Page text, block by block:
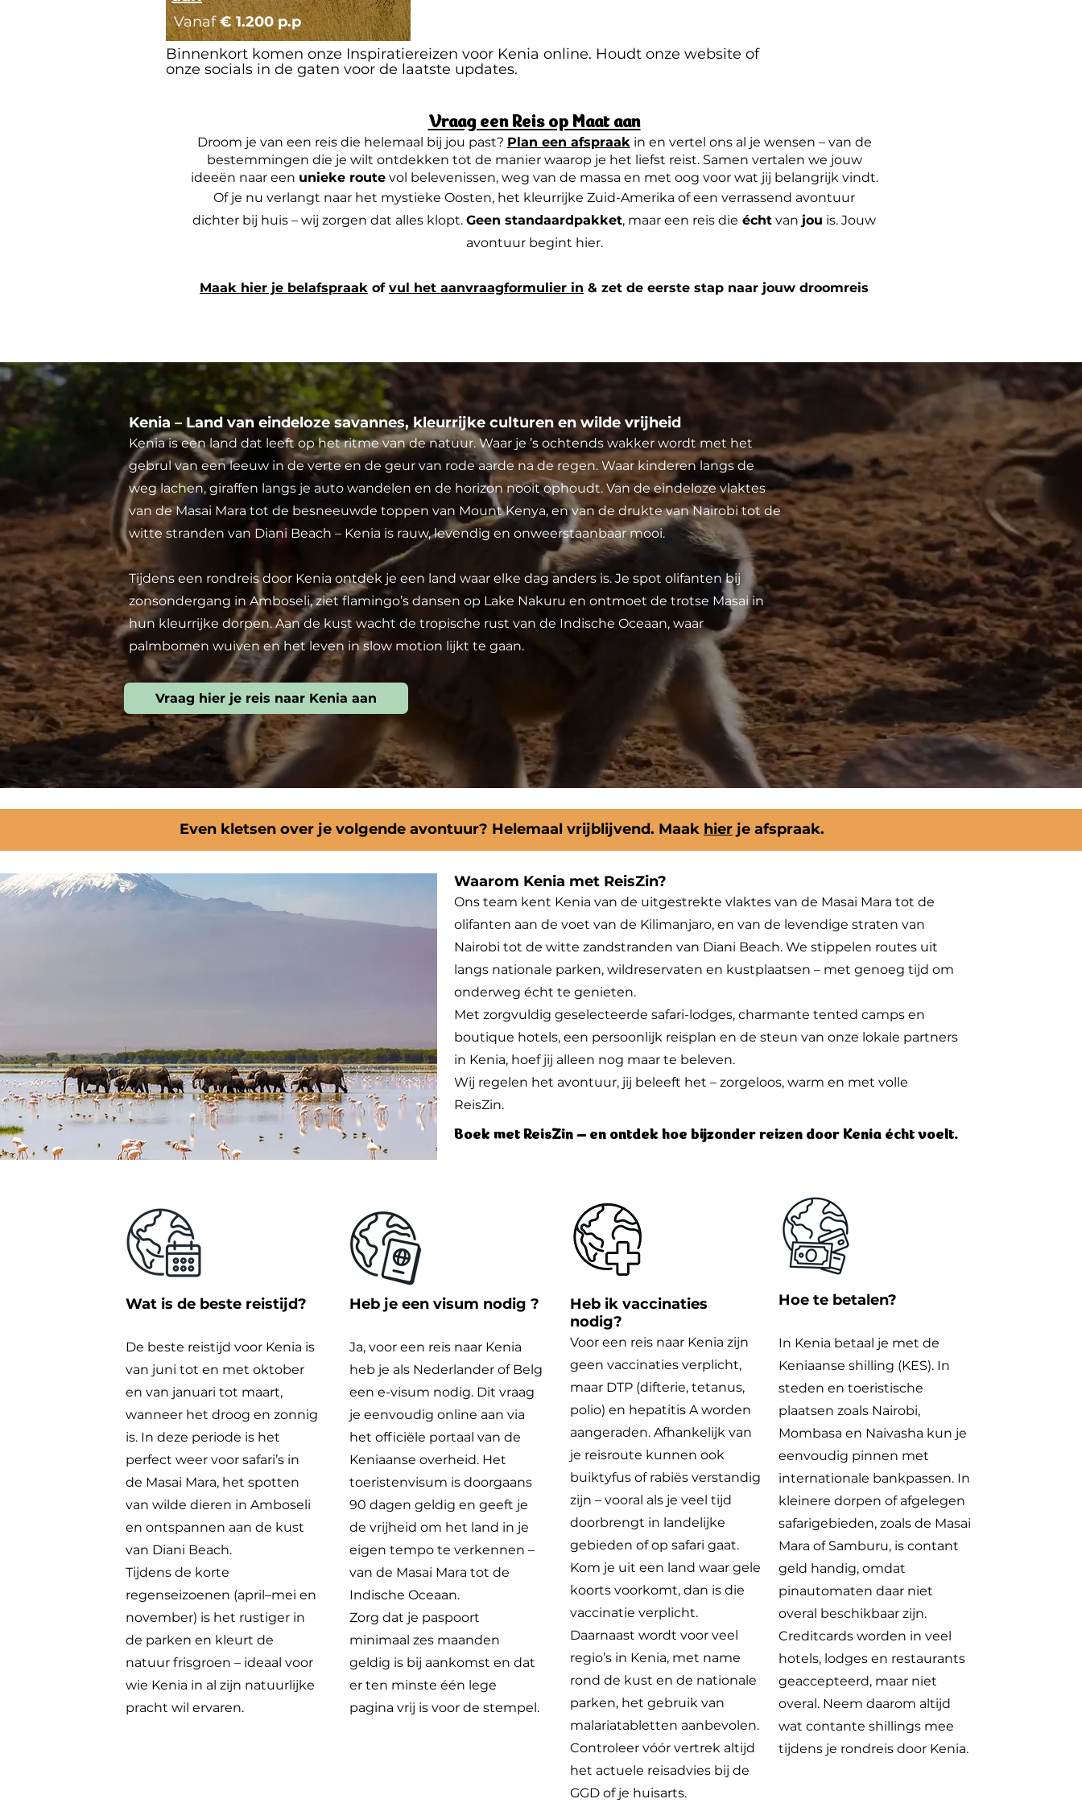
Vanaf€ 1.200 p.p
Binnenkort komen onze Inspiratiereizen voor Kenia online. Houdt onze website of
onze socials in de gaten voor de laatste updates.
Vraag een Reis op Maat aan
Droom je van een reis die helemaal bij jou past? Plan een afspraakin en vertel ons al je wensen – van de
bestemmingen die je wilt ontdekken tot de manier waarop je het liefst reist. Samen vertalen we jouw
ideeën naar een unieke routevol belevenissen, weg van de massa en met oog voor wat jij belangrijk vindt.
Of je nu verlangt naar het mystieke Oosten, het kleurrijke Zuid-Amerika of een verrassend avontuur
dichter bij huis – wij zorgen dat alles klopt. Geen standaardpakket, maar een reis die écht van jou is. Jouw
avontuur begint hier.
Maak hier je belafspraak of vul het aanvraagformulier in & zet de eerste stap naar jouw droomreis
Kenia – Land van eindeloze savannes, kleurrijke culturen en wilde vrijheid
Kenia is een land dat leeft op het ritme van de natuur. Waar je ’s ochtends wakker wordt met het
gebrul van een leeuw in de verte en de geur van rode aarde na de regen. Waar kinderen langs de
weg lachen, giraffen langs je auto wandelen en de horizon nooit ophoudt. Van de eindeloze vlaktes
van de Masai Mara tot de besneeuwde toppen van Mount Kenya, en van de drukte van Nairobi tot de
witte stranden van Diani Beach – Kenia is rauw, levendig en onweerstaanbaar mooi.
Tijdens een rondreis door Kenia ontdek je een land waar elke dag anders is. Je spot olifanten bij
zonsondergang in Amboseli, ziet flamingo’s dansen op Lake Nakuru en ontmoet de trotse Masai in
hun kleurrijke dorpen. Aan de kust wacht de tropische rust van de Indische Oceaan, waar
palmbomen wuiven en het leven in slow motion lijkt te gaan.
Vraag hier je reis naar Kenia aan
Even kletsen over je volgende avontuur? Helemaal vrijblijvend. Maak hier je afspraak.
Waarom Kenia met ReisZin?
Ons team kent Kenia van de uitgestrekte vlaktes van de Masai Mara tot de
olifanten aan de voet van de Kilimanjaro, en van de levendige straten van
Nairobi tot de witte zandstranden van Diani Beach. We stippelen routes uit
langs nationale parken, wildreservaten en kustplaatsen – met genoeg tijd om
onderweg écht te genieten.
Met zorgvuldig geselecteerde safari-lodges, charmante tented camps en
boutique hotels, een persoonlijk reisplan en de steun van onze lokale partners
in Kenia, hoef jij alleen nog maar te beleven.
Wij regelen het avontuur, jij beleeft het – zorgeloos, warm en met volle
ReisZin.
Boek met ReisZin – en ontdek hoe bijzonder reizen door Kenia écht voelt.
Wat is de beste reistijd?
De beste reistijd voor Kenia is
van juni tot en met oktober
en van januari tot maart,
wanneer het droog en zonnig
is. In deze periode is het
perfect weer voor safari’s in
de Masai Mara, het spotten
van wilde dieren in Amboseli
en ontspannen aan de kust
van Diani Beach.
Tijdens de korte
regenseizoenen (april–mei en
november) is het rustiger in
de parken en kleurt de
natuur frisgroen – ideaal voor
wie Kenia in al zijn natuurlijke
pracht wil ervaren.
Heb je een visum nodig ?
Ja, voor een reis naar Kenia
heb je als Nederlander of Belg
een e-visum nodig. Dit vraag
je eenvoudig online aan via
het officiële portaal van de
Keniaanse overheid. Het
toeristenvisum is doorgaans
90 dagen geldig en geeft je
de vrijheid om het land in je
eigen tempo te verkennen –
van de Masai Mara tot de
Indische Oceaan.
Zorg dat je paspoort
minimaal zes maanden
geldig is bij aankomst en dat
er ten minste één lege
pagina vrij is voor de stempel.
Heb ik vaccinaties
nodig?
Voor een reis naar Kenia zijn
geen vaccinaties verplicht,
maar DTP (difterie, tetanus,
polio) en hepatitis A worden
aangeraden. Afhankelijk van
je reisroute kunnen ook
buiktyfus of rabiës verstandig
zijn – vooral als je veel tijd
doorbrengt in landelijke
gebieden of op safari gaat.
Kom je uit een land waar gele
koorts voorkomt, dan is die
vaccinatie verplicht.
Daarnaast wordt voor veel
regio’s in Kenia, met name
rond de kust en de nationale
parken, het gebruik van
malariatabletten aanbevolen.
Controleer vóór vertrek altijd
het actuele reisadvies bij de
GGD of je huisarts.
Hoe te betalen?
In Kenia betaal je met de
Keniaanse shilling (KES). In
steden en toeristische
plaatsen zoals Nairobi,
Mombasa en Naivasha kun je
eenvoudig pinnen met
internationale bankpassen. In
kleinere dorpen of afgelegen
safarigebieden, zoals de Masai
Mara of Samburu, is contant
geld handig, omdat
pinautomaten daar niet
overal beschikbaar zijn.
Creditcards worden in veel
hotels, lodges en restaurants
geaccepteerd, maar niet
overal. Neem daarom altijd
wat contante shillings mee
tijdens je rondreis door Kenia.